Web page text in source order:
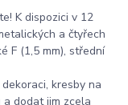
K dispozici v 12
a čtyřech
F (1,5 mm), střední
kresby na
a dodat jim zcela